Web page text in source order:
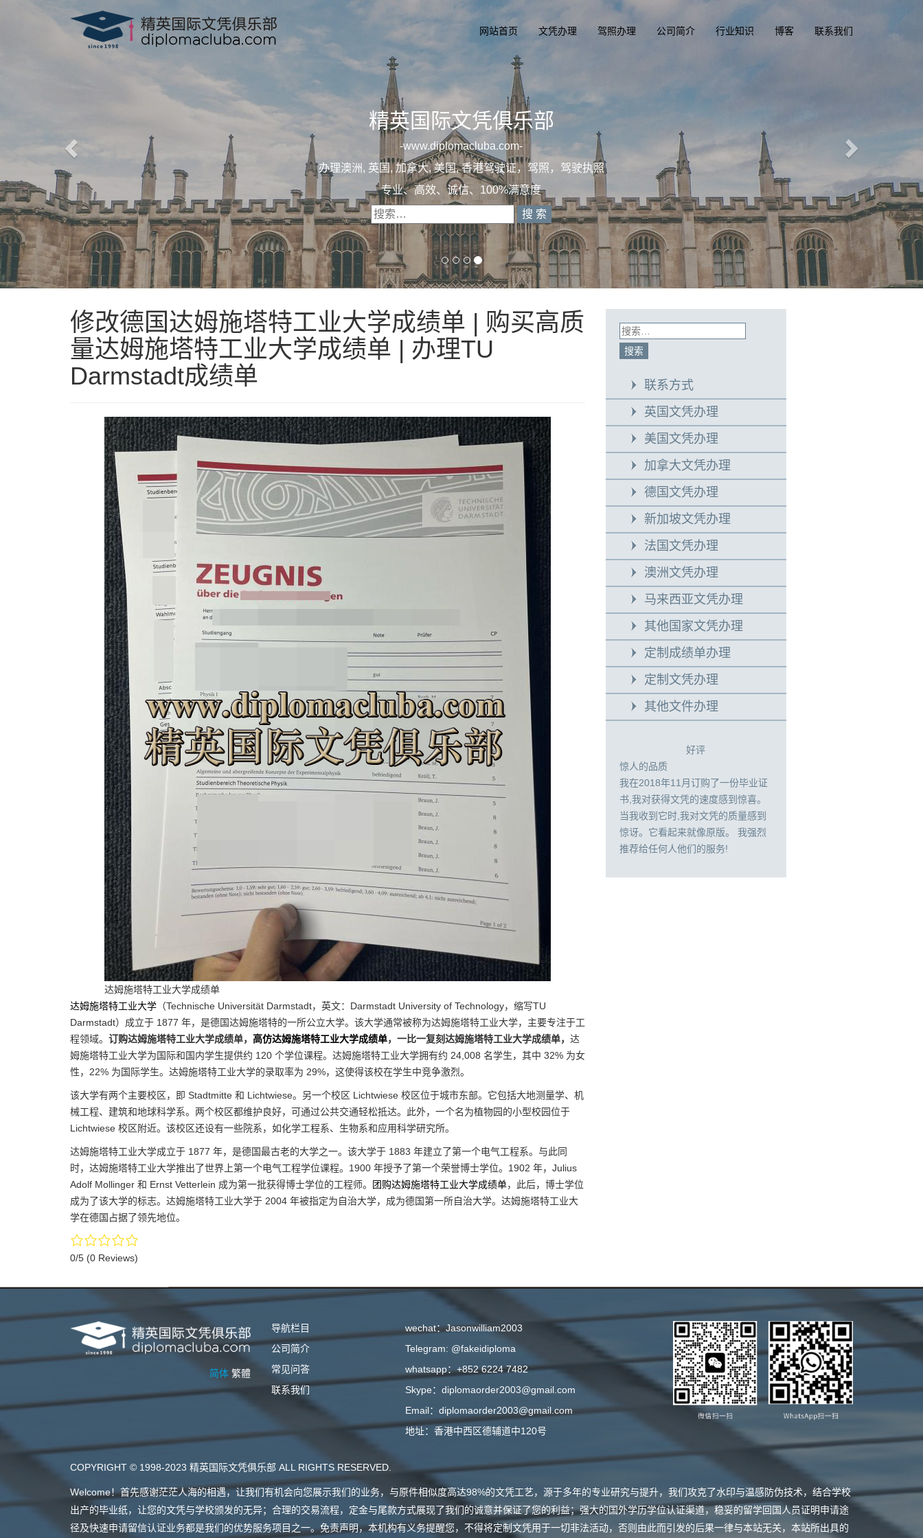
网站首页 文凭办理 驾照办理 公司简介 行业知识 博客 联系我们
精英国际文凭俱乐部
一diplomacluba.com一
办理澳洲, 英国, 加拿大, 美国, 香港驾驶证，驾照，驾驶执照
专业定制澳洲、英国、加拿大、美国驾照
修改德国达姆施塔特工业大学成绩单 | 购买高质
量达姆施塔特工业大学成绩单 | 办理TU
Darmstadt成绩单
达姆施塔特工业大学成绩单
达姆施塔特工业大学 （Technische Universität Darmstadt，英文：Darmstadt University of Technology，缩写TU
Darmstadt）成立于 1877 年，是德国达姆施塔特的一所公立大学。该大学通常被称为达姆施塔特工业大学，主要专注于工
程领域。 订购达姆施塔特工业大学成绩单， 高仿达姆施塔特工业大学成绩单，一比一复刻达姆施塔特工业大学成绩单， 达
姆施塔特工业大学为国际和国内学生提供约 120 个学位课程。达姆施塔特工业大学拥有约 24,008 名学生，其中 32% 为女
性，22% 为国际学生。达姆施塔特工业大学的录取率为 29%，这使得该校在学生中竞争激烈。
该大学有两个主要校区，即 Stadtmitte 和 Lichtwiese。另一个校区 Lichtwiese 校区位于城市东部。它包括大地测量学、机
械工程、建筑和地球科学系。两个校区都维护良好，可通过公共交通轻松抵达。此外，一个名为植物园的小型校园位于
Lichtwiese 校区附近。该校区还设有一些院系，如化学工程系、生物系和应用科学研究所。
达姆施塔特工业大学成立于 1877 年，是德国最古老的大学之一。该大学于 1883 年建立了第一个电气工程系。与此同
时，达姆施塔特工业大学推出了世界上第一个电气工程学位课程。1900 年授予了第一个荣誉博士学位。1902 年，Julius
Adolf Mollinger 和 Ernst Vetterlein 成为第一批获得博士学位的工程师。
团购达姆施塔特工业大学成绩单，此后，博士学位
成为了该大学的标志。达姆施塔特工业大学于 2004 年被指定为自治大学，成为德国第一所自治大学。达姆施塔特工业大
学在德国占据了领先地位。
0/5 (0 Reviews)
联系方式
英国文凭办理
美国文凭办理
加拿大文凭办理
德国文凭办理
新加坡文凭办理
法国文凭办理
澳洲文凭办理
马来西亚文凭办理
其他国家文凭办理
定制成绩单办理
定制文凭办理
其他文件办理
好评
惊人的品质
我在2018年11月订购了一份毕业证
书,我对获得文凭的速度感到惊喜。
当我收到它时,我对文凭的质量感到
惊讶。它看起来就像原版。 我强烈
推荐给任何人他们的服务!
简体 繁體
导航栏目
公司简介
常见问答
联系我们
wechat：Jasonwilliam2003
Telegram: @fakeidiploma
whatsapp：+852 6224 7482
Skype：diplomaorder2003@gmail.com
Email：diplomaorder2003@gmail.com
地址：香港中西区德辅道中120号
COPYRIGHT © 1998-2023 精英国际文凭俱乐部 ALL RIGHTS RESERVED.
Welcome！首先感谢茫茫人海的相遇，让我们有机会向您展示我们的业务，与原件相似度高达98%的文凭工艺，源于多年的专业研究与提升，我们攻克了水印与温感防伪技术，结合学校
出产的毕业纸，让您的文凭与学校颁发的无异；合理的交易流程，定金与尾款方式展现了我们的诚意并保证了您的利益；强大的国外学历学位认证渠道，稳妥的留学回国人员证明申请途
径及快速申请留信认证业务都是我们的优势服务项目之一。免责声明，本机构有义务提醒您，不得将定制文凭用于一切非法活动，否则由此而引发的后果一律与本站无关，本站所出具的